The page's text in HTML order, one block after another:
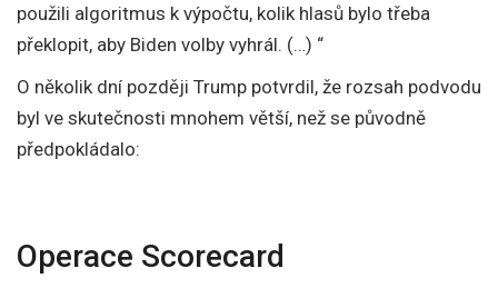
použili algoritmus k výpočtu, kolik hlasů bylo třeba
překlopit, aby Biden volby vyhrál. (…) “
O několik dní později Trump potvrdil, že rozsah podvodu
byl ve skutečnosti mnohem větší, než se původně
předpokládalo:
Operace Scorecard